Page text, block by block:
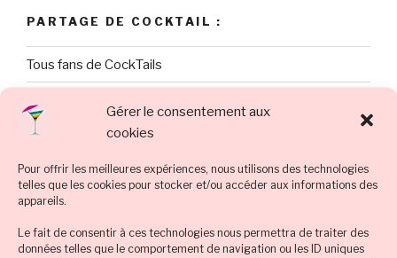
Gérer le consentement aux
cookies
Pour offrir les meilleures expériences, nous utilisons des technologies
telles que les cookies pour stocker et/ou accéder aux informations des
appareils.
Le fait de consentir à ces technologies nous permettra de traiter des
données telles que le comportement de navigation ou les ID uniques
PARTAGE DE COCKTAIL :
Tous fans de CockTails
Des images & des Pins
Tuto et vidéo
PAR CATÉGORIE DE COCKTAIL :